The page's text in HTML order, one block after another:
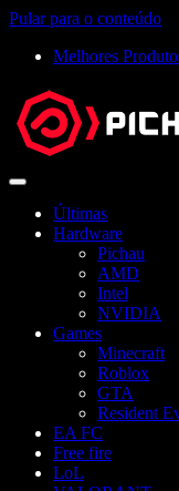
Pular para o conteúdo
Melhores
Abrir
Últimas
Hardware
Pichau
AMD
Intel
NVIDIA
Games
Minecraft
Roblox
GTA
Resident
EA FC
Free fire
LoL